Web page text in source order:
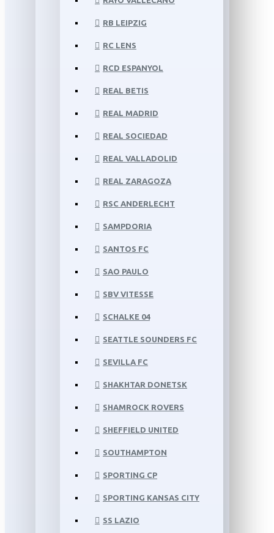
RB LEIPZIG
RC LENS
RCD ESPANYOL
REAL BETIS
REAL MADRID
REAL SOCIEDAD
REAL VALLADOLID
REAL ZARAGOZA
RSC ANDERLECHT
SAMPDORIA
SANTOS FC
SAO PAULO
SBV VITESSE
SCHALKE 04
SEATTLE SOUNDERS FC
SEVILLA FC
SHAKHTAR DONETSK
SHAMROCK ROVERS
SHEFFIELD UNITED
SOUTHAMPTON
SPORTING CP
SPORTING KANSAS CITY
SS LAZIO